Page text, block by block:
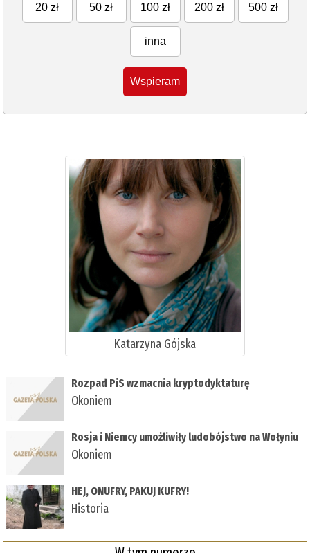
20 zł 50 zł 100 zł 200 zł 500 zł
inna
Wspieram
Katarzyna Gójska
Rozpad PiS wzmacnia kryptodyktaturę
Okoniem
Rosja i Niemcy umożliwiły ludobójstwo na Wołyniu
Okoniem
HEJ, ONUFRY, PAKUJ KUFRY!
Historia